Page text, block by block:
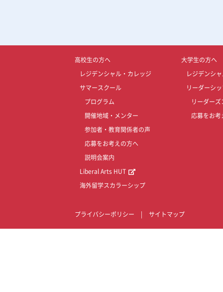
高校生の方へ
レジデンシャル・カレッジ
サマースクール
プログラム
開催地域・メンター
参加者・教育関係者の声
応募をお考えの方へ
説明会案内
Liberal Arts HUT
海外留学スカラーシップ
大学生の方へ
レジデンシ
リーダーシ
リーダーズ
応募をお考
プライバシーポリシー サイトマップ